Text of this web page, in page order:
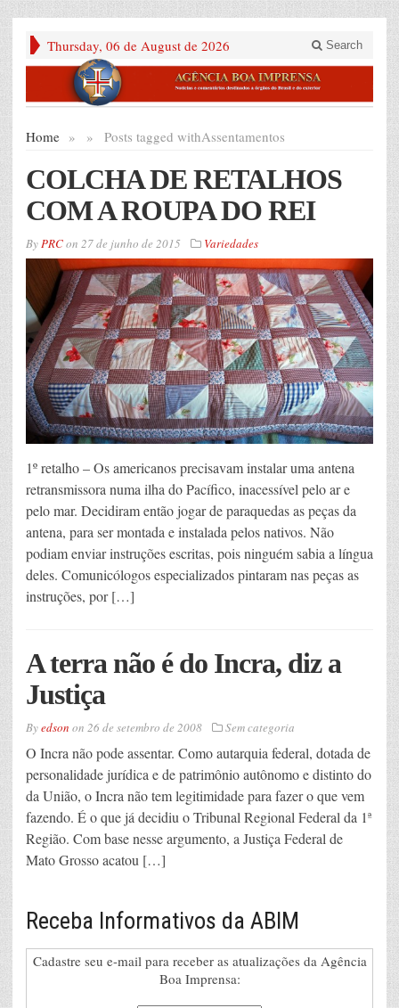
Thursday, 06 de August de 2026 Search
Home » Posts tagged with
» Assentamentos
COLCHA DE RETALHOS
COM A ROUPA DO REI
ByPRCon 27 de junho de 2015 Variedades
1º retalho – Os americanos precisavam instalar uma antena
retransmissora numa ilha do Pacífico, inacessível pelo ar e
pelo mar. Decidiram então jogar de paraquedas as peças da
antena, para ser montada e instalada pelos nativos. Não
podiam enviar instruções escritas, pois ninguém sabia a língua
deles. Comunicólogos especializados pintaram nas peças as
instruções, por […]
A terra não é do Incra, diz a
Justiça
Byedson on 26 de setembro de 2008 Sem categoria
O Incra não pode assentar. Como autarquia federal, dotada de
personalidade jurídica e de patrimônio autônomo e distinto do
da União, o Incra não tem legitimidade para fazer o que vem
fazendo. É o que já decidiu o Tribunal Regional Federal da 1ª
Região. Com base nesse argumento, a Justiça Federal de
Mato Grosso acatou […]
Receba Informativos da ABIM
Cadastre seu e-mail para receber as atualizações da Agência
Boa Imprensa: